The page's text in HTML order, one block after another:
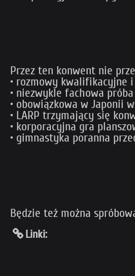
Przez ten konwent nie
• rozmowy kwalifikacyjne
• niezwykle fachowa
• obowiązkowa w Japonii
• LARP trzymający się
• korporacyjna gra
• gimnastyka poranna
Będzie też można
Linki: